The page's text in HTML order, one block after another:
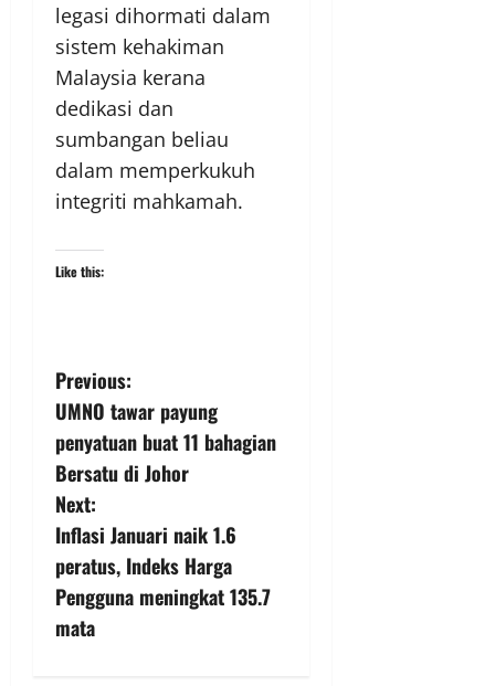
legasi dihormati dalam
sistem kehakiman
Malaysia kerana
dedikasi dan
sumbangan beliau
dalam memperkukuh
integriti mahkamah.
Like this:
Previous:
UMNO tawar payung
penyatuan buat 11 bahagian
Bersatu di Johor
Next:
Inflasi Januari naik 1.6
peratus, Indeks Harga
Pengguna meningkat 135.7
mata